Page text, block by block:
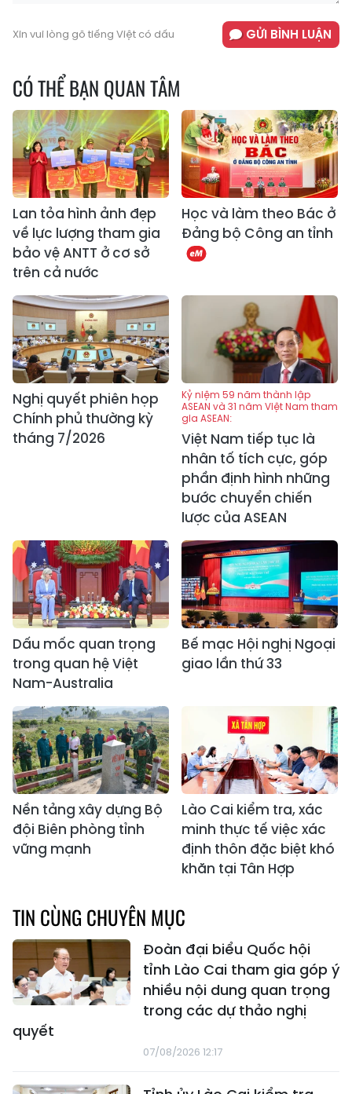
Xin vui lòng gõ tiếng Việt có dấu GỬI BÌNH LUẬN
CÓ THỂ BẠN QUAN TÂM
Lan tỏa hình ảnh đẹp
về lực lượng tham gia
bảo vệ ANTT ở cơ sở
trên cả nước
Học và làm theo Bác ở
Đảng bộ Công an tỉnh
Nghị quyết phiên họp
Chính phủ thường kỳ
tháng 7/2026
Kỷ niệm 59 năm thành lập
ASEAN và 31 năm Việt Nam tham
gia ASEAN:
Việt Nam tiếp tục là
nhân tố tích cực, góp
phần định hình những
bước chuyển chiến
lược của ASEAN
Dấu mốc quan trọng
trong quan hệ Việt
Nam-Australia
Bế mạc Hội nghị Ngoại
giao lần thứ 33
Nền tảng xây dựng Bộ
đội Biên phòng tỉnh
vững mạnh
Lào Cai kiểm tra, xác
minh thực tế việc xác
định thôn đặc biệt khó
khăn tại Tân Hợp
TIN CÙNG CHUYÊN MỤC
Đoàn đại biểu Quốc hội
tỉnh Lào Cai tham gia góp ý
nhiều nội dung quan trọng
trong các dự thảo nghị
quyết
07/08/2026 12:17